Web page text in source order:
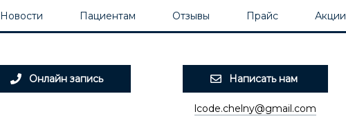
Новости Пациентам Отзывы Прайс Акции
Онлайн запись Написать нам
lcode.chelny@gmail.com